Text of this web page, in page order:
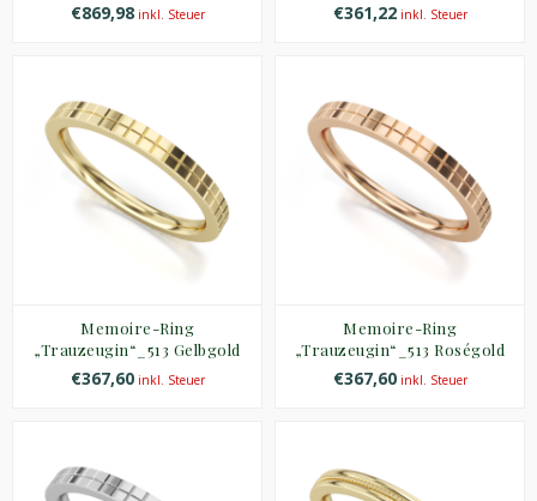
€869,98inkl. Steuer €361,22inkl. Steuer
Memoire-Ring
„Trauzeugin“_513 Gelbgold
€367,60inkl. Steuer
Memoire-Ring
„Trauzeugin“_513 Roségold
€367,60inkl. Steuer